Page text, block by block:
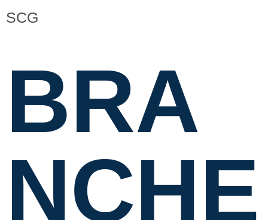
SCG
BRA
NCHE